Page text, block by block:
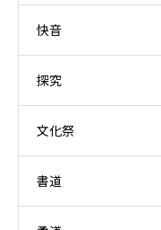
快音
探究
文化祭
書道